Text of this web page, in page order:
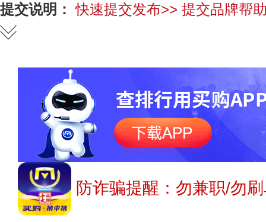
提交说明： 快速提交发布>> 提交品牌帮
防诈骗提醒：勿兼职/勿